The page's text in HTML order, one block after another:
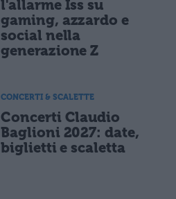
l'allarme Iss su
gaming, azzardo e
social nella
generazione Z
CONCERTI & SCALETTE
Concerti Claudio
Baglioni 2027: date,
biglietti e scaletta